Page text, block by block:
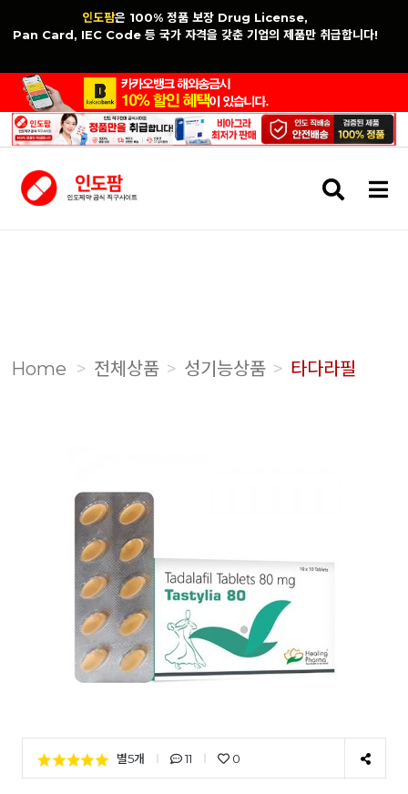
인도팜은 100% 정품 보장 Drug License,
Pan Card, IEC Code 등 국가 자격을 갖춘 기업의 제품만 취급합니다!
검
색
메
Home 전체상품 성기능상품 타다라필
별5개 11 0